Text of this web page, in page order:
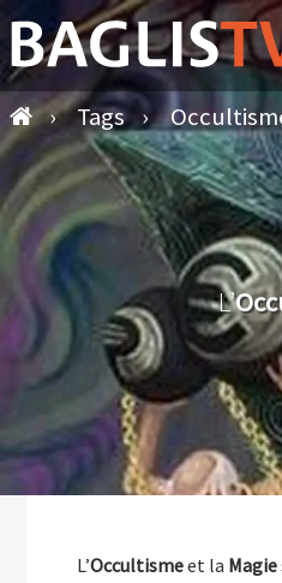
› Tags ›
L’
L’Occultismeet la Magie